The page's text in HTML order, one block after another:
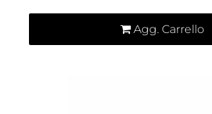
Agg. Carrello